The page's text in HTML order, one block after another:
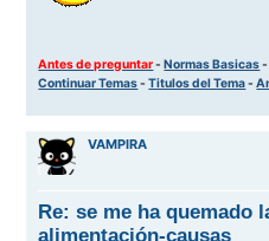
Antes de preguntar-Normas Basicas
Continuar Temas-Titulos del Tema-
VAMPIRA
Re: se me ha quemado
alimentación-causas